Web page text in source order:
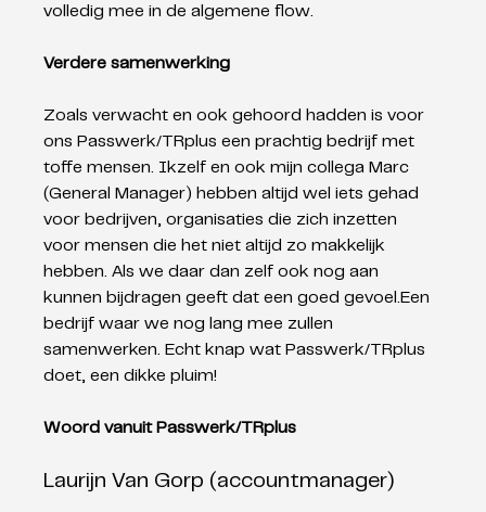
volledig mee in de algemene flow.
Verdere samenwerking
Zoals verwacht en ook gehoord hadden is voor
ons Passwerk/TRplus een prachtig bedrijf met
toffe mensen. Ikzelf en ook mijn collega Marc
(General Manager) hebben altijd wel iets gehad
voor bedrijven, organisaties die zich inzetten
voor mensen die het niet altijd zo makkelijk
hebben. Als we daar dan zelf ook nog aan
kunnen bijdragen geeft dat een goed gevoel.Een
bedrijf waar we nog lang mee zullen
samenwerken. Echt knap wat Passwerk/TRplus
doet, een dikke pluim!
Woord vanuit Passwerk/TRplus
Laurijn Van Gorp (accountmanager)